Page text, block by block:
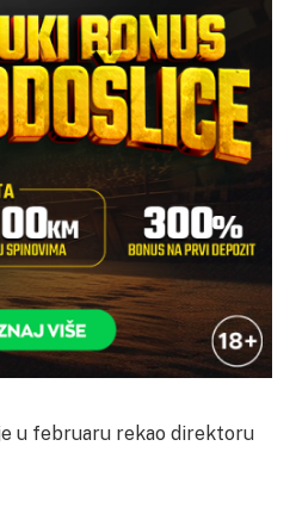
u februaru rekao direktoru